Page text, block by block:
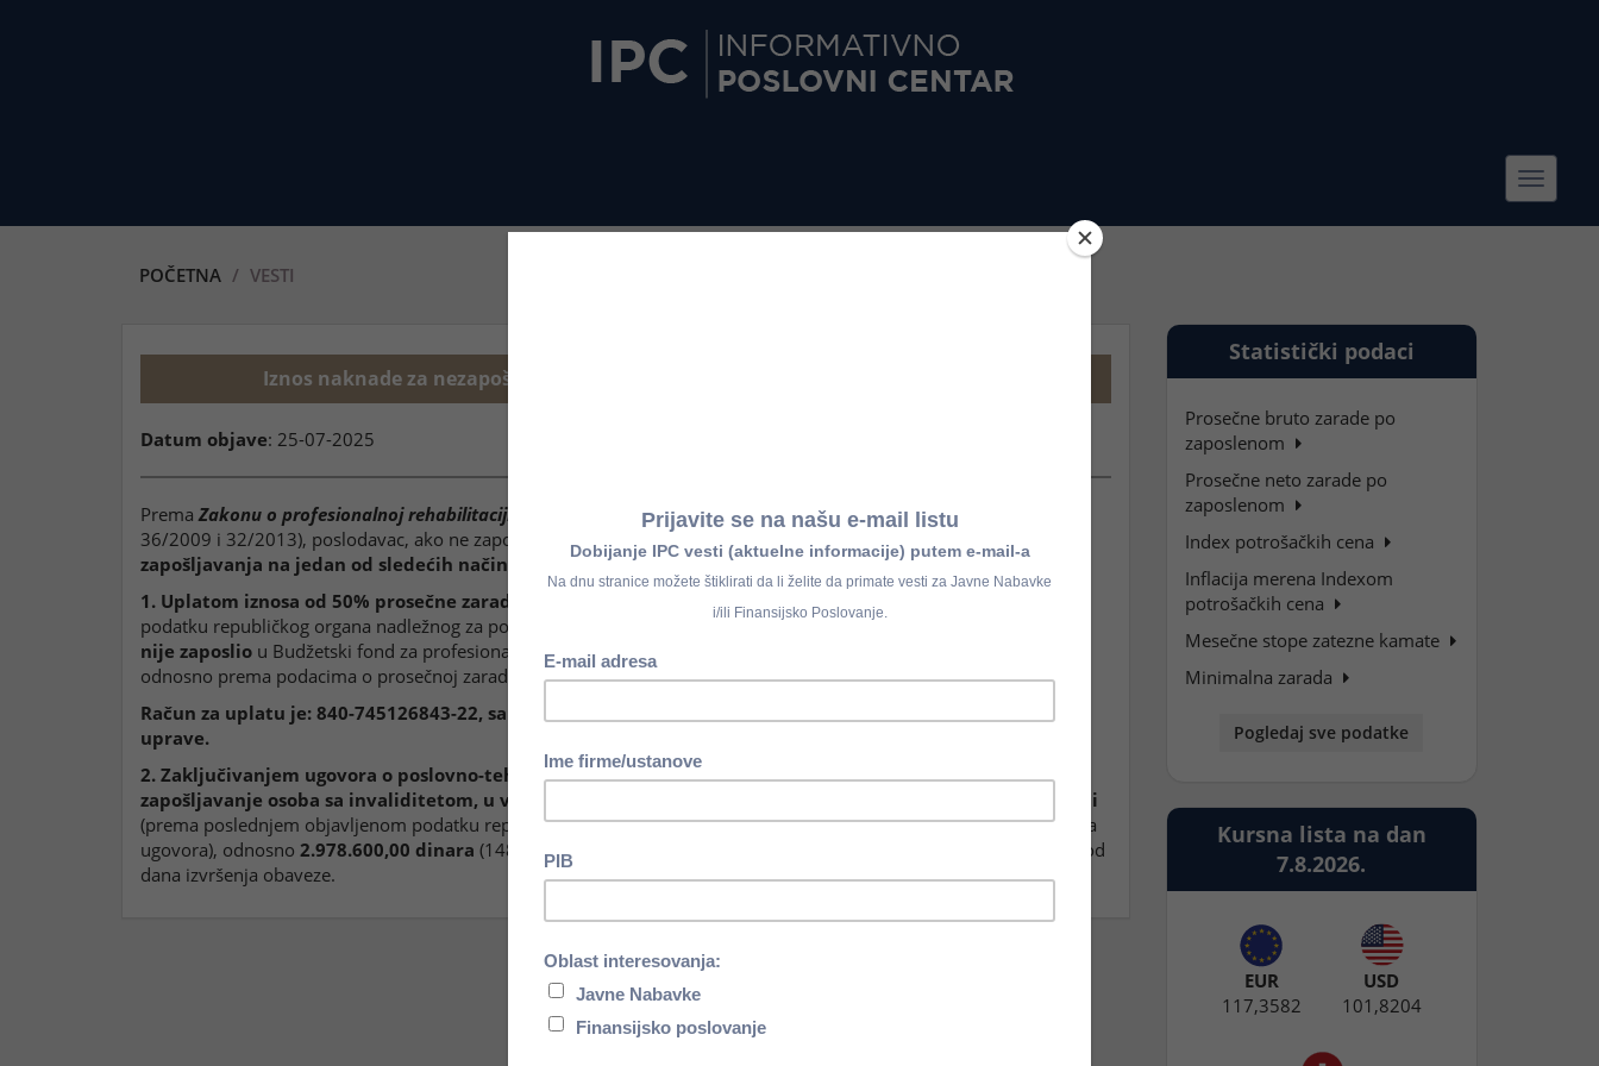
Toggle
POČETNA VESTI
Iznos naknade za nezapošljavanje osoba sa invaliditetom za jul 2025. godine
Datum objave: 25-07-2025
PremaZakonu o profesionalnoj rehabilitaciji i zapošljavanju osoba sa invaliditetom("Službeni glasnik RS", br.
36/2009 i 32/2013), poslodavac, ako ne zaposli
određeni broj osoba sa invaliditetom izvršava obavezu
zapošljavanja na jedan od sledećih načina
1. Uplatom iznosa od 50% prosečne zarade po zaposlenom u Republici Srbiji (prema poslednjem objavljenom
podatku republičkog organa nadležnog za poslove statistike, na dan uplate)
za svaku osobu sa invaliditetom koju
nije zaposlio u Budžetski fond za profesionalnu rehabilitaciju i podsticanje zapošljavanja osoba sa invaliditetom,
odnosno prema podacima o prosečnoj zaradi u maju, obaveza iznosi74.465,00 dinara(148.930,00 x 50%).
Račun za uplatu je: 840-745126843-22, sa pozivom na broj odobrenja (BOP) dodeljen od strane Poreske
uprave.
2. Zaključivanjem ugovora o poslovno-tehničkoj saradnji sa preduzećem za profesionalnu rehabilitaciju i
zapošljavanje osoba sa invaliditetom, u vrednosti od 20 prosečnih zarada po zaposlenom u Republici Srbiji
(prema poslednjem objavljenom podatku republičkog organa nadležnog za poslove statistike u momentu zaključenja
ugovora), odnosno 2.978.600,00 dinara (148.930,00 x 20) za jednu osobu sa invaliditetom za narednih 12 meseci od
dana izvršenja obaveze.
Statistički podaci
Prosečne bruto zarade po
zaposlenom
Prosečne neto zarade po
zaposlenom
Index potrošačkih cena
Inflacija merena Indexom
potrošačkih cena
Mesečne stope zatezne kamate
Minimalna zarada
Pogledaj sve podatke
Kursna lista na dan
7.8.2026.
EUR
117,3582
USD
101,8204